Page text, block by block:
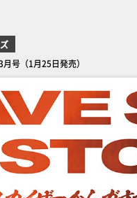
号（1月25日発売）